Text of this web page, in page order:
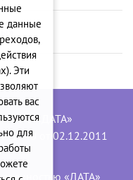
ООО «ДАТА»
1840 от 02.12.2011
«ДАТА»
данные
Эти
вас
для